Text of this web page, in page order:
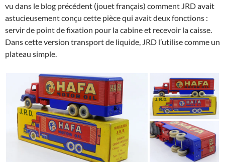
vu dans le blog précédent (jouet français) comment JRD avait
astucieusement conçu cette pièce qui avait deux fonctions :
servir de point de fixation pour la cabine et recevoir la caisse.
Dans cette version transport de liquide, JRD l’utilise comme un
plateau simple.